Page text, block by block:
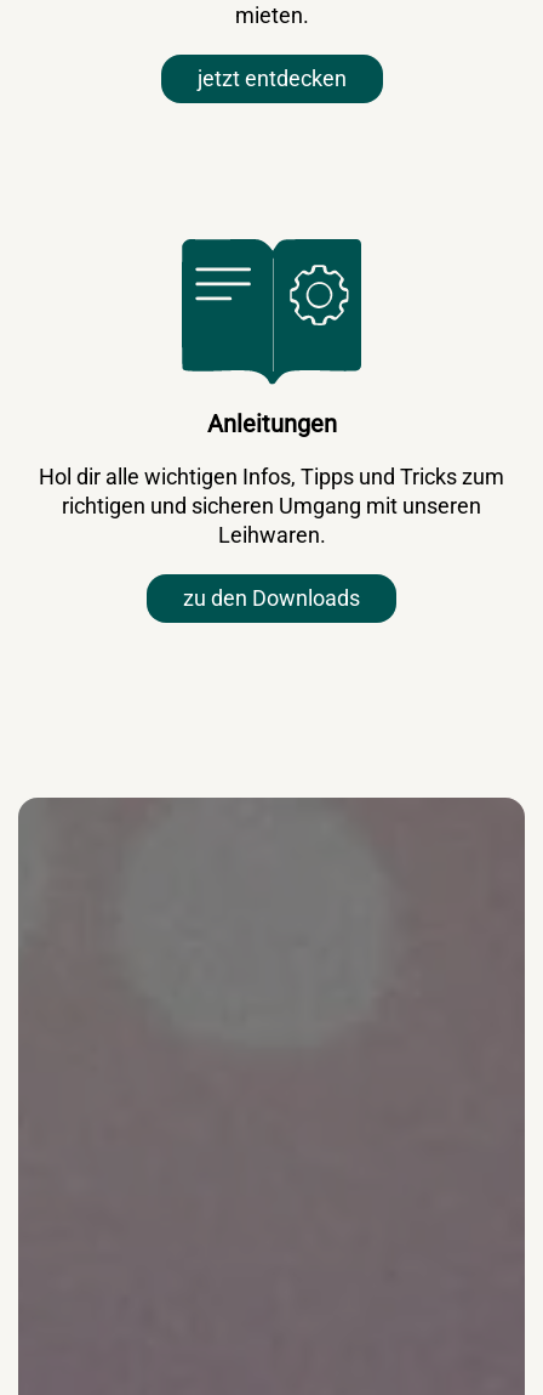
mieten.
jetzt entdecken
Anleitungen
Hol dir alle wichtigen Infos, Tipps und Tricks zum
richtigen und sicheren Umgang mit unseren
Leihwaren.
zu den Downloads